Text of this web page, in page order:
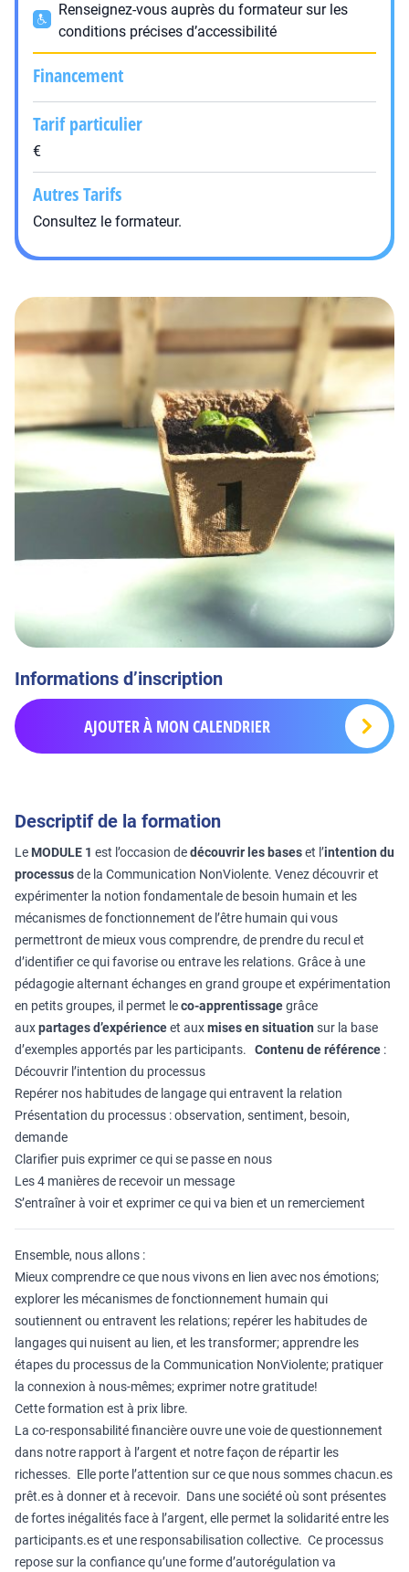
Renseignez-vous auprès du formateur sur les
conditions précises d’accessibilité
Financement
Tarif particulier
€
Autres Tarifs
Consultez le formateur.
Informations d’inscription
AJOUTER À MON CALENDRIER
Descriptif de la formation
Le MODULE 1 est l’occasion dedécouvrir les baseset l’intention du
processusde la Communication NonViolente. Venez découvrir et
expérimenter la notion fondamentale de besoin humain et les
mécanismes de fonctionnement de l’être humain qui vous
permettront de mieux vous comprendre, de prendre du recul et
d’identifier ce qui favorise ou entrave les relations. Grâce à une
pédagogie alternant échanges en grand groupe et expérimentation
en petits groupes, il permet leco-apprentissagegrâce
auxpartages d’expérienceet auxmises en situation sur la base
d’exemples apportés par les participants. Contenu de référence :
Découvrir l’intention du processus
Repérer nos habitudes de langage qui entravent la relation
Présentation du processus : observation, sentiment, besoin,
demande
Clarifier puis exprimer ce qui se passe en nous
Les 4 manières de recevoir un message
S’entraîner à voir et exprimer ce qui va bien et un remerciement
Ensemble, nous allons :
Mieux comprendre ce que nous vivons en lien avec nos émotions;
explorer les mécanismes de fonctionnement humain qui
soutiennent ou entravent les relations; repérer les habitudes de
langages qui nuisent au lien, et les transformer; apprendre les
étapes du processus de la Communication NonViolente; pratiquer
la connexion à nous-mêmes; exprimer notre gratitude!
Cette formation est à prix libre.
La co-responsabilité financière ouvre une voie de questionnement
dans notre rapport à l’argent et notre façon de répartir les
richesses. Elle porte l’attention sur ce que nous sommes chacun.es
prêt.es à donner et à recevoir. Dans une société où sont présentes
de fortes inégalités face à l’argent, elle permet la solidarité entre les
participants.es et une responsabilisation collective. Ce processus
repose sur la confiance qu’une forme d’autorégulation va